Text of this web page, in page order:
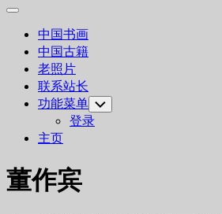
Expand
中国书画
中国古籍
老照片
联系站长
功能菜单 Toggle
Child
Menu
登录
主页
董作宾